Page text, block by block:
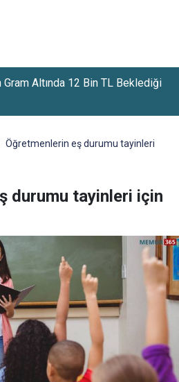
Altında 12 Bin TL Beklediği
Öğretmenlerin eş durumu tayinleri
durumu tayinleri için